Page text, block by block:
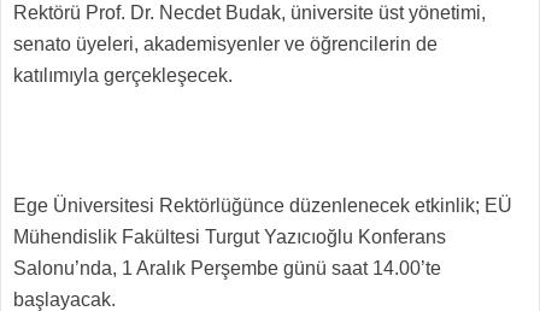
Rektörü Prof. Dr. Necdet Budak, üniversite üst yönetimi,
senato üyeleri, akademisyenler ve öğrencilerin de
katılımıyla gerçekleşecek.
Ege Üniversitesi Rektörlüğünce düzenlenecek etkinlik; EÜ
Mühendislik Fakültesi Turgut Yazıcıoğlu Konferans
Salonu’nda, 1 Aralık Perşembe günü saat 14.00’te
başlayacak.